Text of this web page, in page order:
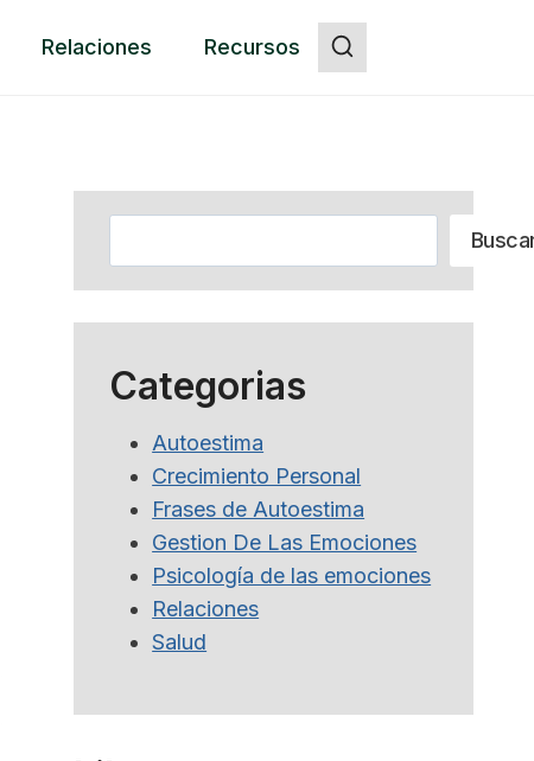
Relaciones Recursos
Categorias
Autoestima
Crecimiento Personal
Frases de Autoestima
Gestion De Las Emociones
Psicología de las emociones
Relaciones
Salud